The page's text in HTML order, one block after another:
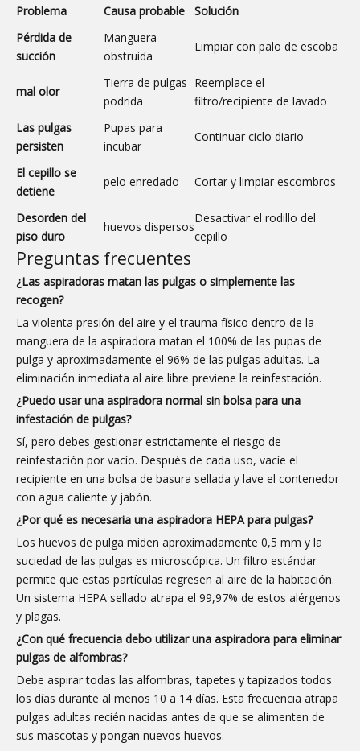
Problema Causa probable
Solución
Pérdida de
succión
Manguera
obstruida
Limpiar con palo de escoba
mal olor
Tierra de pulgas
podrida
Reemplace el
filtro/recipiente de lavado
Las pulgas
persisten
Pupas para
incubar
Continuar ciclo diario
El cepillo se
detiene
pelo enredado Cortar y limpiar escombros
Desorden del
piso duro
huevos dispersos
Desactivar el rodillo del
cepillo
Preguntas frecuentes
¿Las aspiradoras matan las pulgas o simplemente las
recogen?
La violenta presión del aire y el trauma físico dentro de la
manguera de la aspiradora matan el 100% de las pupas de
pulga y aproximadamente el 96% de las pulgas adultas. La
eliminación inmediata al aire libre previene la reinfestación.
¿Puedo usar una aspiradora normal sin bolsa para una
infestación de pulgas?
Sí, pero debes gestionar estrictamente el riesgo de
reinfestación por vacío. Después de cada uso, vacíe el
recipiente en una bolsa de basura sellada y lave el contenedor
con agua caliente y jabón.
¿Por qué es necesaria una aspiradora HEPA para pulgas?
Los huevos de pulga miden aproximadamente 0,5 mm y la
suciedad de las pulgas es microscópica. Un filtro estándar
permite que estas partículas regresen al aire de la habitación.
Un sistema HEPA sellado atrapa el 99,97% de estos alérgenos
y plagas.
¿Con qué frecuencia debo utilizar una aspiradora para eliminar
pulgas de alfombras?
Debe aspirar todas las alfombras, tapetes y tapizados todos
los días durante al menos 10 a 14 días. Esta frecuencia atrapa
pulgas adultas recién nacidas antes de que se alimenten de
sus mascotas y pongan nuevos huevos.